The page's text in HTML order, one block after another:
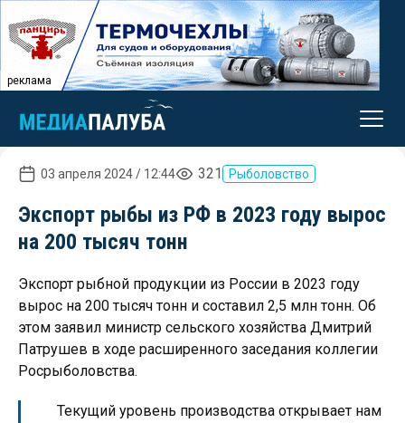
реклама
03 апреля 2024 / 12:44 321 Рыболовство
Экспорт рыбы из РФ в 2023 году вырос
на 200 тысяч тонн
Экспорт рыбной продукции из России в 2023 году
вырос на 200 тысяч тонн и составил 2,5 млн тонн. Об
этом заявил министр сельского хозяйства Дмитрий
Патрушев в ходе расширенного заседания коллегии
Росрыболовства.
Текущий уровень производства открывает нам